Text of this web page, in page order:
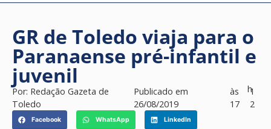
GR de Toledo viaja para o
Paranaense pré-infantil e
juvenil
Por: Redação Gazeta de
Toledo
Publicado em
26/08/2019
às
17
h1
2
Facebook WhatsApp LinkedIn